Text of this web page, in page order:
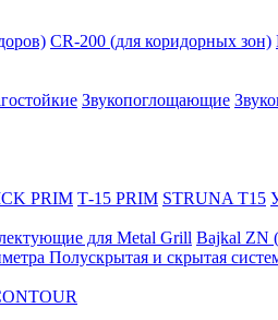
CR-200 (для коридорных зон)
Звукопоглощающие
PRIM Т-15 PRIM STRUNA Т15
для Metal Grill Bajkal ZN
Полускрытая и скрытая